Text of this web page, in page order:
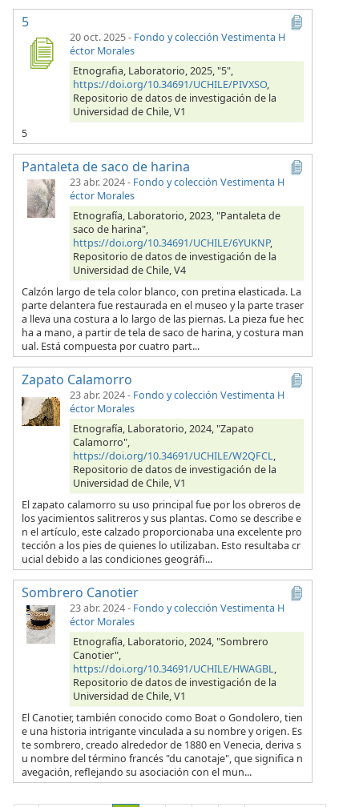
5
20 oct. 2025- Fondo y colección Vestimenta H
éctor Morales
Etnografia, Laboratorio, 2025, "5",
https://doi.org/10.34691/UCHILE/PIVXSO,
Repositorio de datos de investigación de la
Universidad de Chile, V1
5
Pantaleta de saco de harina
23 abr. 2024- Fondo y colección Vestimenta H
éctor Morales
Etnografía, Laboratorio, 2023, "Pantaleta de
saco de harina",
https://doi.org/10.34691/UCHILE/6YUKNP,
Repositorio de datos de investigación de la
Universidad de Chile, V4
Calzón largo de tela color blanco, con pretina elasticada. La
parte delantera fue restaurada en el museo y la parte traser
a lleva una costura a lo largo de las piernas. La pieza fue hec
ha a mano, a partir de tela de saco de harina, y costura man
ual. Está compuesta por cuatro part...
Zapato Calamorro
23 abr. 2024- Fondo y colección Vestimenta H
éctor Morales
Etnografía, Laboratorio, 2024, "Zapato
Calamorro",
https://doi.org/10.34691/UCHILE/W2QFCL,
Repositorio de datos de investigación de la
Universidad de Chile, V1
El zapato calamorro su uso principal fue por los obreros de
los yacimientos salitreros y sus plantas. Como se describe e
n el artículo, este calzado proporcionaba una excelente pro
tección a los pies de quienes lo utilizaban. Esto resultaba cr
ucial debido a las condiciones geográfi...
Sombrero Canotier
23 abr. 2024- Fondo y colección Vestimenta H
éctor Morales
Etnografía, Laboratorio, 2024, "Sombrero
Canotier",
https://doi.org/10.34691/UCHILE/HWAGBL,
Repositorio de datos de investigación de la
Universidad de Chile, V1
El Canotier, también conocido como Boat o Gondolero, tien
e una historia intrigante vinculada a su nombre y origen. Es
te sombrero, creado alrededor de 1880 en Venecia, deriva s
u nombre del término francés "du canotaje", que significa n
avegación, reflejando su asociación con el mun...